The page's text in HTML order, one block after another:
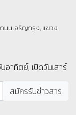
นนเจริญกรุง, แขวง
าทิตย์, เปิดวันเสาร์